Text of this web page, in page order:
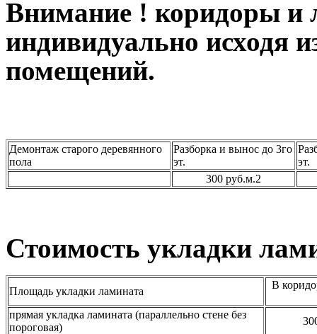
Внимание ! коридоры и
индивидуально исходя
помещений.
Демонтаж старого деревянного
пола
Разборка и вынос до 3го
эт.
эт.
300 руб.м.2
Стоимость укладки
Площадь укладки ламината
В
прямая укладка ламината (параллельно стене без
пороговая)